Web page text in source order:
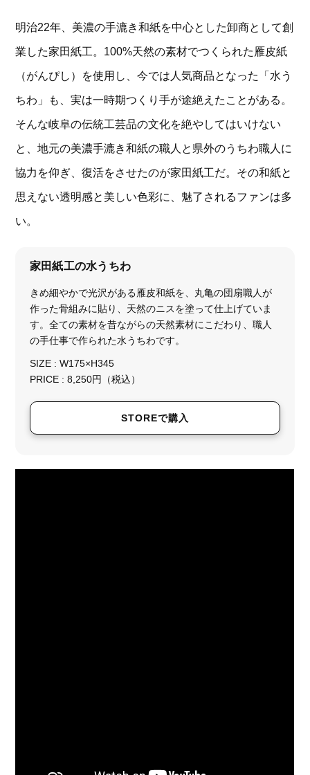
明治22年、美濃の手漉き和紙を中心とした卸商として創
業した家田紙工。100%天然の素材でつくられた雁皮紙
（がんぴし）を使用し、今では人気商品となった「水う
ちわ」も、実は一時期つくり手が途絶えたことがある。
そんな岐阜の伝統工芸品の文化を絶やしてはいけない
と、地元の美濃手漉き和紙の職人と県外のうちわ職人に
協力を仰ぎ、復活をさせたのが家田紙工だ。その和紙と
思えない透明感と美しい色彩に、魅了されるファンは多
い。
家田紙工の水うちわ
きめ細やかで光沢がある雁皮和紙を、丸亀の団扇職人が
作った骨組みに貼り、天然のニスを塗って仕上げていま
す。全ての素材を昔ながらの天然素材にこだわり、職人
の手仕事で作られた水うちわです。
SIZE : W175×H345
PRICE : 8,250円（税込）
STOREで購入